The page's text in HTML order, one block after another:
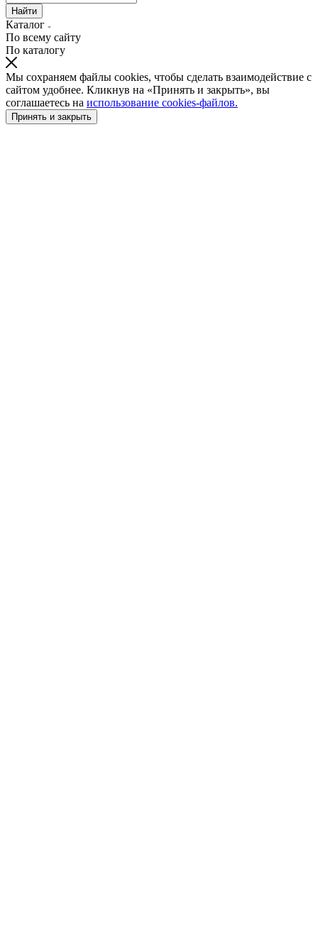
Найти
Каталог
По всему сайту
По каталогу
Мы сохраняем файлы cookies, чтобы сделать взаимодействие с
сайтом удобнее. Кликнув на «Принять и закрыть», вы
соглашаетесь на использование cookies-файлов.
Принять и закрыть